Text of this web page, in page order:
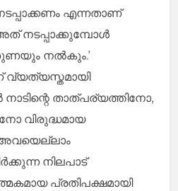
എന്നതാണ്
നടപ്പാക്കുമ്പോള്‍
നല്‍കും.’
വ്യത്യസ്തമായി
താത്പര്യത്തിനോ,
വിരുദ്ധമായ
നിലപാട്
പ്രതിപക്ഷമായി